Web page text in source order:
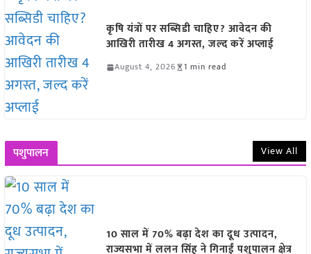
कृषि यंत्रों पर सब्सिडी चाहिए? आवेदन की
आखिरी तारीख 4 अगस्त, जल्द करें अप्लाई
August 4, 2026 1 min read
पशुपालन View All
10 साल में 70% बढ़ा देश का दूध उत्पादन,
राज्यसभा में ललन सिंह ने गिनाईं पशुपालन क्षेत्र